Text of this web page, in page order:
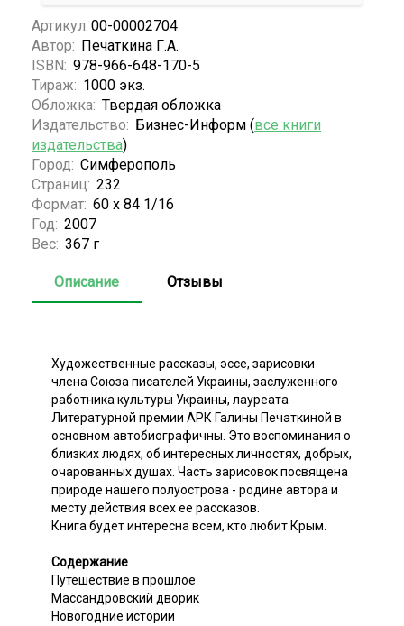
Артикул: 00-00002704
Автор: Печаткина Г.А.
ISBN: 978-966-648-170-5
Тираж: 1000 экз.
Обложка: Твердая обложка
Издательство: Бизнес-Информ (все книги
издательства)
Город: Симферополь
Страниц: 232
Формат: 60 х 84 1/16
Год: 2007
Вес: 367 г
Описание Отзывы
Художественные рассказы, эссе, зарисовки
члена Союза писателей Украины, заслуженного
работника культуры Украины, лауреата
Литературной премии АРК Галины Печаткиной в
основном автобиографичны. Это воспоминания о
близких людях, об интересных личностях, добрых,
очарованных душах. Часть зарисовок посвящена
природе нашего полуострова - родине автора и
месту действия всех ее рассказов.
Книга будет интересна всем, кто любит Крым.
Содержание
Путешествие в прошлое
Массандровский дворик
Новогодние истории